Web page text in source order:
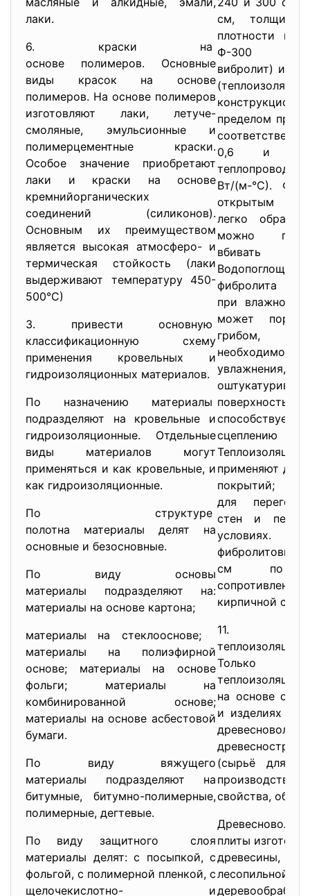
лаки.
6. краски на
основе полимеров. Основные
виды красок на основе
полимеров. На основе полимеров
изготовляют лаки, летуче-
смоляные, эмульсионные и
полимерцементные краски.
Особое значение приобретают
лаки и краски на основе
кремнийорганических
соединений (силиконов).
Основным их преимуществом
является высокая атмосферо- и
термическая стойкость (лаки
выдерживают температуру 450-
500°С)
3. привести основную
классификационную схему
применения кровельных и
гидроизоляционных материалов.
По назначению материалы
подразделяют на кровельные и
гидроизоляционные. Отдельные
виды материалов могут
применяться и как кровельные, и
как гидроизоляционные.
По структуре
полотна материалы делят на
основные и безосновные.
По виду основы
материалы подразделяют на:
материалы на основе картона;
материалы на стеклооснове;
материалы на полиэфирной
основе; материалы на основе
фольги; материалы на
комбинированной основе;
материалы на основе асбестовой
бумаги.
По виду вяжущего
материалы подразделяют на
битумные, битумно-полимерные,
полимерные, дегтевые.
По виду защитного слоя
материалы делят: с посыпкой, с
фольгой, с полимерной пленкой, с
щелочекислотно- и
см,
плотности их
Ф-300
вибролит) и Ф-
пределом
0,6 и
Вт/(м-°С).
открытым
легко
можно
вбивать в
фибролита не
при
может
грибом,
необходимо
увлажнения, в
сцеплению
применяют для
покрытий;
для
стен и
фибролитовых
см по
кирпичной
11.
Только
на основе
и изделиях на
(сырьё для
свойства,
плиты